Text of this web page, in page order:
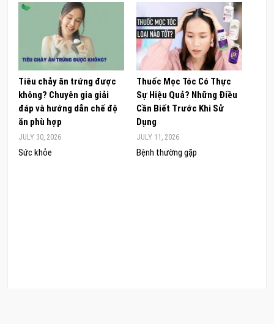
Tiêu chảy ăn trứng được
không? Chuyên gia giải
đáp và hướng dẫn chế độ
ăn phù hợp
JULY 30, 2026
Sức khỏe
Thuốc Mọc Tóc Có Thực
Sự Hiệu Quả? Những Điều
Cần Biết Trước Khi Sử
Dụng
JULY 11, 2026
Bệnh thường gặp